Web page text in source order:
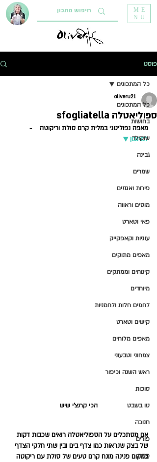
ME
NU
פוסט
כל המתכונים
בחושות
שוקולד
גבינה
שמרים
פירות ואגוזים
מוסים וראווה
פאי וטארט
עוגיות וקאפקייק
מאפים מתוקים
קינוחים וממתקים
מיוחדים
לחמים חלות ולחמניות
קישים וטארט
מאפים מלוחים
צמחוני וטבעוני
ראש השנה וכיפור
סוכות
טו בשבט
חנוכה
פורים
פסח
כל המתכונים
ספוליאטלה sfogliatella
oliveru21
מאפה נפוליטני במלית קרם סולת וריקוטה    -
למתכון ▼
הכי קרנצ'י שיש
אם מסתכלים על הספוליאטלה רואים שכבות דקות
של בצק שנראות כמו צדף בים ובין שתי חלקי הצדף
במקום פנינה מונח קרם טעים של סולת עם ריקוטה